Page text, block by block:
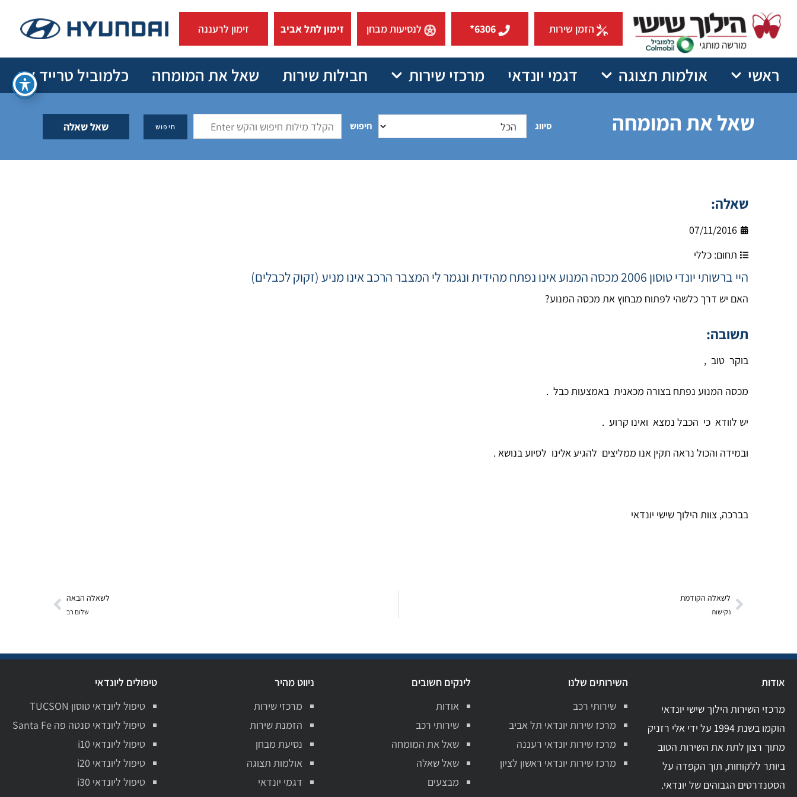
הזמן שירות 6306* לנסיעות מבחן זימון לתל אביב זימון לרעננה
ראשי אולמות תצוגה דגמי יונדאי מרכזי שירות חבילות שירות שאל את המומחה כלמוביל טרייד אין
שאל את המומחה סיווג חיפוש שאל שאלה
שאלה:
07/11/2016
תחום: כללי
היי ברשותי יונדי טוסון 2006 מכסה המנוע אינו נפתח מהידית ונגמר לי המצבר הרכב אינו מניע (זקוק לכבלים)
האם יש דרך כלשהי לפתוח מבחוץ את מכסה המנוע?
תשובה:
בוקר טוב ,
מכסה המנוע נפתח בצורה מכאנית באמצעות כבל .
יש לוודא כי הכבל נמצא ואינו קרוע .
ובמידה והכול נראה תקין אנו ממליצים להגיע אלינו לסיוע בנושא .
בברכה, צוות הילוך שישי יונדאי
לשאלה הקודמת
נקישות
לשאלה הבאה
שלום רב
אודות
מרכזי השירות הילוך שישי יונדאי
הוקמו בשנת 1994 על ידי אלי רזניק
מתוך רצון לתת את השירות הטוב
ביותר ללקוחות, תוך הקפדה על
הסטנדרטים הגבוהים של יונדאי.
השירותים שלנו
שירותי רכב
מרכז שירות יונדאי תל אביב
מרכז שירות יונדאי רעננה
מרכז שירות יונדאי ראשון לציון
לינקים חשובים
אודות
שירותי רכב
שאל את המומחה
שאל שאלה
מבצעים
ניווט מהיר
מרכזי שירות
הזמנת שירות
נסיעת מבחן
אולמות תצוגה
דגמי יונדאי
טיפולים ליונדאי
טיפול ליונדאי טוסון TUCSON
טיפול ליונדאי סנטה פה Santa Fe
טיפול ליונדאי i10
טיפול ליונדאי i20
טיפול ליונדאי i30